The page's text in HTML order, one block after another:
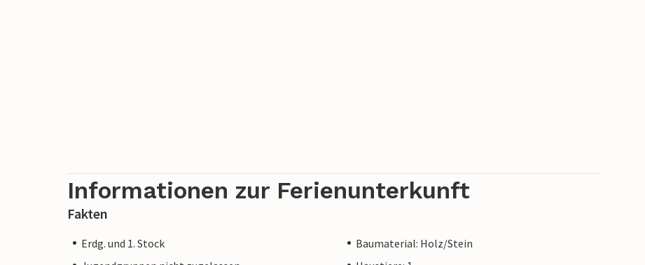
Informationen zur Ferienunterkunft
Fakten
Erdg. und 1. Stock
Baumaterial: Holz/Stein